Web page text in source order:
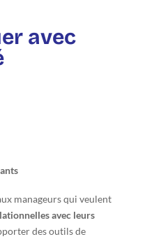
avec
manageurs qui veulent
avec leurs
des outils de